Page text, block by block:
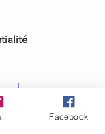
Facebook